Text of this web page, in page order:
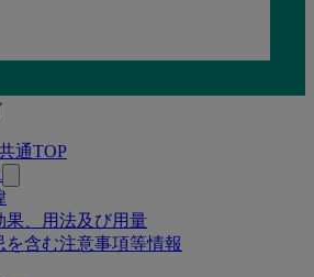
通TOP
果、用法及び用量
を含む注意事項等情報